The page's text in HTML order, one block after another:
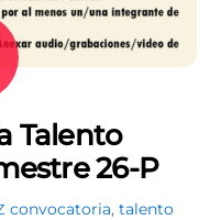
Talento
26-P
convocatoria, talento